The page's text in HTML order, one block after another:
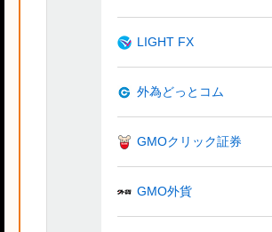
LIGHT FX
外為どっとコム
GMOクリック証券
GMO外貨